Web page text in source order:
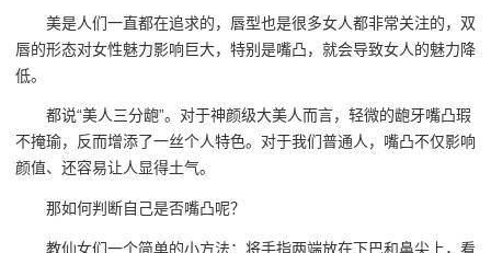
美是人们一直都在追求的，唇型也是很多女人都非常关注的，双
唇的形态对女性魅力影响巨大，特别是嘴凸，就会导致女人的魅力降
低。
都说“美人三分龅”。对于神颜级大美人而言，轻微的龅牙嘴凸瑕
不掩瑜，反而增添了一丝个人特色。对于我们普通人，嘴凸不仅影响
颜值、还容易让人显得土气。
那如何判断自己是否嘴凸呢？
教仙女们一个简单的小方法：将手指两端放在下巴和鼻尖上，看